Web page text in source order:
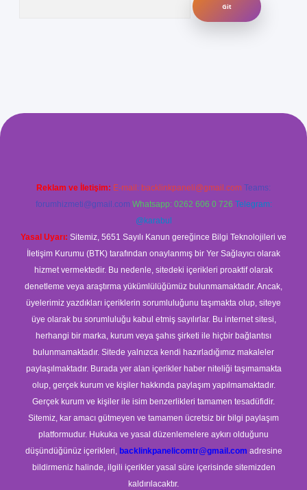
Reklam ve İletişim: E-mail: backlinkpaneli@gmail.com Teams:
forumhizmeti@gmail.com Whatsapp: 0262 606 0 726 Telegram:
@karabul
Yasal Uyarı: Sitemiz, 5651 Sayılı Kanun gereğince Bilgi Teknolojileri ve
İletişim Kurumu (BTK) tarafından onaylanmış bir Yer Sağlayıcı olarak
hizmet vermektedir. Bu nedenle, sitedeki içerikleri proaktif olarak
denetleme veya araştırma yükümlülüğümüz bulunmamaktadır. Ancak,
üyelerimiz yazdıkları içeriklerin sorumluluğunu taşımakta olup, siteye
üye olarak bu sorumluluğu kabul etmiş sayılırlar. Bu internet sitesi,
herhangi bir marka, kurum veya şahıs şirketi ile hiçbir bağlantısı
bulunmamaktadır. Sitede yalnızca kendi hazırladığımız makaleler
paylaşılmaktadır. Burada yer alan içerikler haber niteliği taşımamakta
olup, gerçek kurum ve kişiler hakkında paylaşım yapılmamaktadır.
Gerçek kurum ve kişiler ile isim benzerlikleri tamamen tesadüfidir.
Sitemiz, kar amacı gütmeyen ve tamamen ücretsiz bir bilgi paylaşım
platformudur. Hukuka ve yasal düzenlemelere aykırı olduğunu
düşündüğünüz içerikleri, backlinkpanelicomtr@gmail.com adresine
bildirmeniz halinde, ilgili içerikler yasal süre içerisinde sitemizden
kaldırılacaktır.